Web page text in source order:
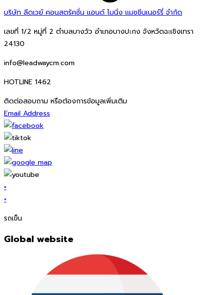
บริษัท ลีดเวย์ คอนสตรัคชั่น แอนด์ ไมนิ่ง แมชชีนเนอร์รี่ จำกัด
เลขที่ 1/2 หมู่ที่ 2 ตำบลบางวัว อำเภอบางปะกง จังหวัดฉะเชิงเทรา
24130
info@leadwaycm.com
HOTLINE 1462
ติดต่อสอบถาม หรือต้องการข้อมูลเพิ่มเติม
Email Address
×
×
รถเข็น
Global website